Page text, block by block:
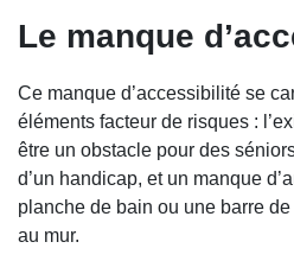
Le manque
Ce manque d’accessibilité se
éléments facteur de risques :
être un obstacle pour des
d’un handicap, et un manque
planche de bain ou une barre
au mur.